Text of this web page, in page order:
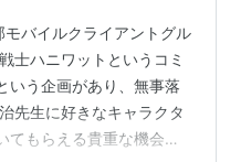
バイルクライアントグル
士ハニワットというコミ
いう企画があり、無事落
先生に好きなキャラクタ
てもらえる貴重な機会で